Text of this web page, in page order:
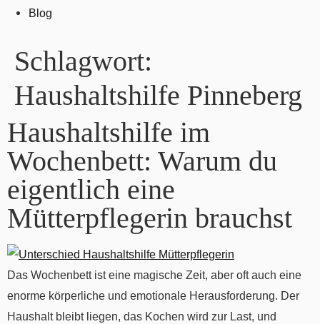
Blog
Schlagwort:
Haushaltshilfe Pinneberg
Haushaltshilfe im
Wochenbett: Warum du
eigentlich eine
Mütterpflegerin brauchst
Das Wochenbett ist eine magische Zeit, aber oft auch eine
enorme körperliche und emotionale Herausforderung. Der
Haushalt bleibt liegen, das Kochen wird zur Last, und